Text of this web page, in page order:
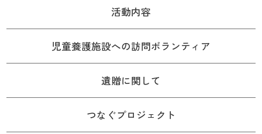
活動内容
児童養護施設への訪問ボランティア
遺贈に関して
つなぐプロジェクト